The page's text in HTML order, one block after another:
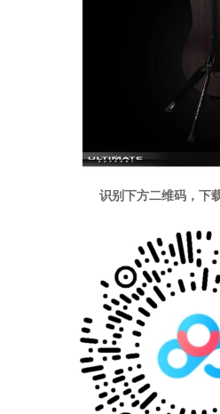
识别下方二维码，下